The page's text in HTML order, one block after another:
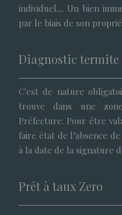
individuel.... Un bien
par le biais de son
Diagnostic termite
C'est de nature
trouve dans une
Préfecture. Pour être
faire état de l’absence
à la date de la signature
Prêt à taux Zero